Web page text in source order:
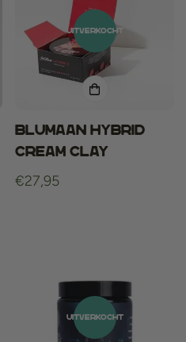
UITVERKOCHT
BluMaan Hybrid
Cream Clay
Normale
€27,95
UITVERKOCHT